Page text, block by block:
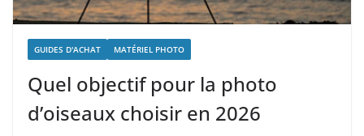
GUIDES D'ACHAT MATÉRIEL PHOTO
Quel objectif pour la photo
d’oiseaux choisir en 2026